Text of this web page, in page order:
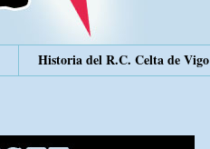
Historia del R.C. Celta de Vigo